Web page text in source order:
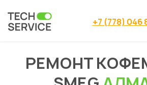
+7 (778) 046
Сервисный центр →
Ремонт кофемашин
РЕМОНТ